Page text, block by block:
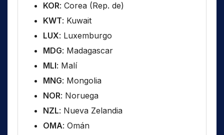
KOR: Corea (Rep. de)
KWT: Kuwait
LUX: Luxemburgo
MDG: Madagascar
MLI: Malí
MNG: Mongolia
NOR: Noruega
NZL: Nueva Zelandia
OMA: Omán